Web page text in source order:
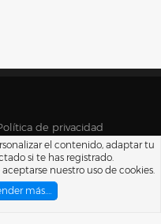
de privacidad
XenForo Ltd.
el contenido, adaptar tu
si te has registrado.
nuestro uso de cookies.
más.…